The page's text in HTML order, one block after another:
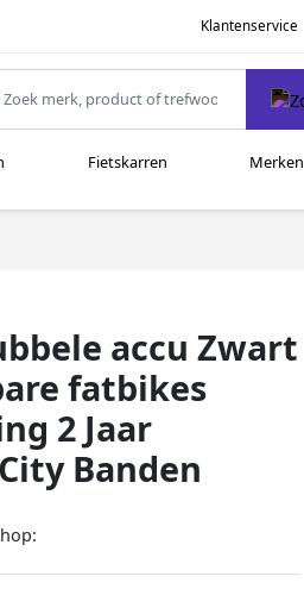
Klantenservice
Fietskarren Merken
accu Zwart
fatbikes
2 Jaar
Banden